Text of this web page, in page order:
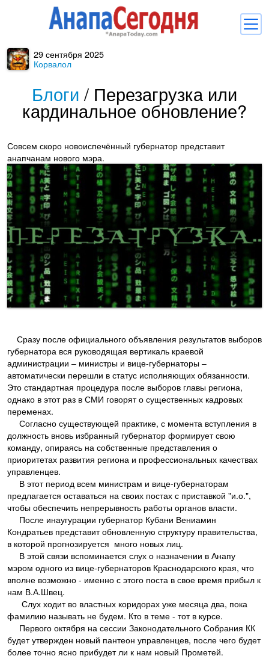
Комментарии
Об Анапе
Библиотека
Регистрация и Вход
29 сентября 2025
Корвалол
Блоги / Перезагрузка или
кардинальное обновление?
Совсем скоро новоиспечённый губернатор представит
анапчанам нового мэра.
Сразу после официального объявления результатов выборов
губернатора вся руководящая вертикаль краевой
администрации – министры и вице-губернаторы –
автоматически перешли в статус исполняющих обязанности.
Это стандартная процедура после выборов главы региона,
однако в этот раз в СМИ говорят о существенных кадровых
переменах.
Согласно существующей практике, с момента вступления в
должность вновь избранный губернатор формирует свою
команду, опираясь на собственные представления о
приоритетах развития региона и профессиональных качествах
управленцев.
В этот период всем министрам и вице-губернаторам
предлагается оставаться на своих постах с приставкой "и.о.",
чтобы обеспечить непрерывность работы органов власти.
После инаугурации губернатор Кубани Вениамин
Кондратьев представит обновленную структуру правительства,
в которой прогнозируется много новых лиц.
В этой связи вспоминается слух о назначении в Анапу
мэром одного из вице-губернаторов Краснодарского края, что
вполне возможно - именно с этого поста в свое время прибыл к
нам В.А.Швец.
Слух ходит во властных коридорах уже месяца два, пока
фамилию называть не будем. Кто в теме - тот в курсе.
Первого октября на сессии Законодательного Собрания КК
будет утвержден новый пантеон управленцев, после чего будет
более точно ясно прибудет ли к нам новый Прометей.